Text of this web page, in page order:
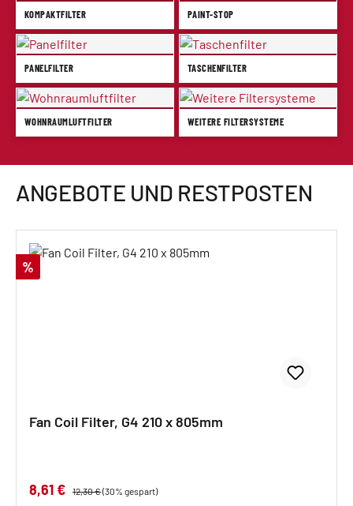
KOMPAKTFILTER PAINT-STOP
PANELFILTER TASCHENFILTER
WOHNRAUMLUFTFILTER WEITERE FILTERSYSTEME
Produktgalerie überspringen
ANGEBOTE UND RESTPOSTEN
Rabatt
%
Fan Coil Filter, G4 210 x 805mm
Verkaufspreis:
8,61 € Regulärer Preis:
12,30 €(30% gespart)